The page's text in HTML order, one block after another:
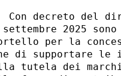
Con decreto del
settembre 2025
per la
di supportare le
tutela dei